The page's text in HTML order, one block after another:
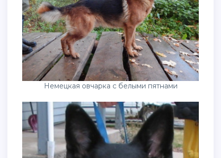
Немецкая овчарка с белыми пятнами